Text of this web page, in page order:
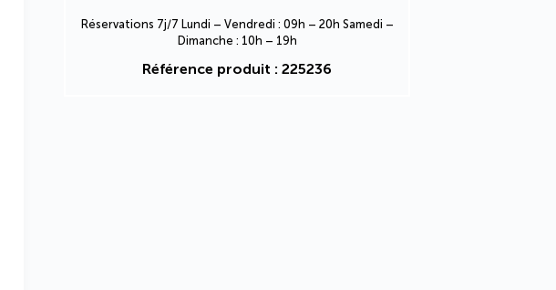
Réservations 7j/7 Lundi – Vendredi : 09h – 20h Samedi –
Dimanche : 10h – 19h
Référence produit : 225236